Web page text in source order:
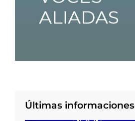
Últimas informaciones